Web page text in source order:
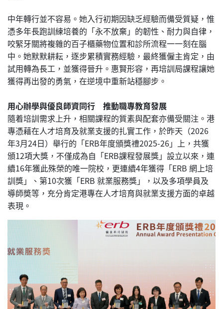
中年轉行並不容易。她入行初期因缺乏經驗而備受質疑，惟
憑多年長跑訓練培養的「永不放棄」的韌性、耐力與自律，
咬緊牙關將複雜的百子櫃藥物位置和診所流程一一刻在腦
中。她默默耕耘，逐步累積實務經驗，最終獲僱主肯定，由
試用轉為長工，並獲得晉升。惠賢形容，再培訓局課程讓她
獲得再出發的勇氣，在逆境中重新站穩腳步。
用心辦學與優良師資同行 推動職專教育發展
隨着培訓需求上升，相關課程的質素與配套亦備受關注。港
專憑藉在人才培育及就業支援的扎實工作，於昨天（2026
年3月24日）舉行的「ERB年度頒獎禮2025-26」上，共獲
頒12項大獎，不僅成為自「ERB課程發展獎」設立以來，連
續16年獲此殊榮的唯一院校，更連續4年獲得「ERB 網上培
訓獎」、第10次獲「ERB 就業服務獎」，以及多項學員及
導師奬等，充分肯定港專在人才培育與就業支援方面的卓越
表現。